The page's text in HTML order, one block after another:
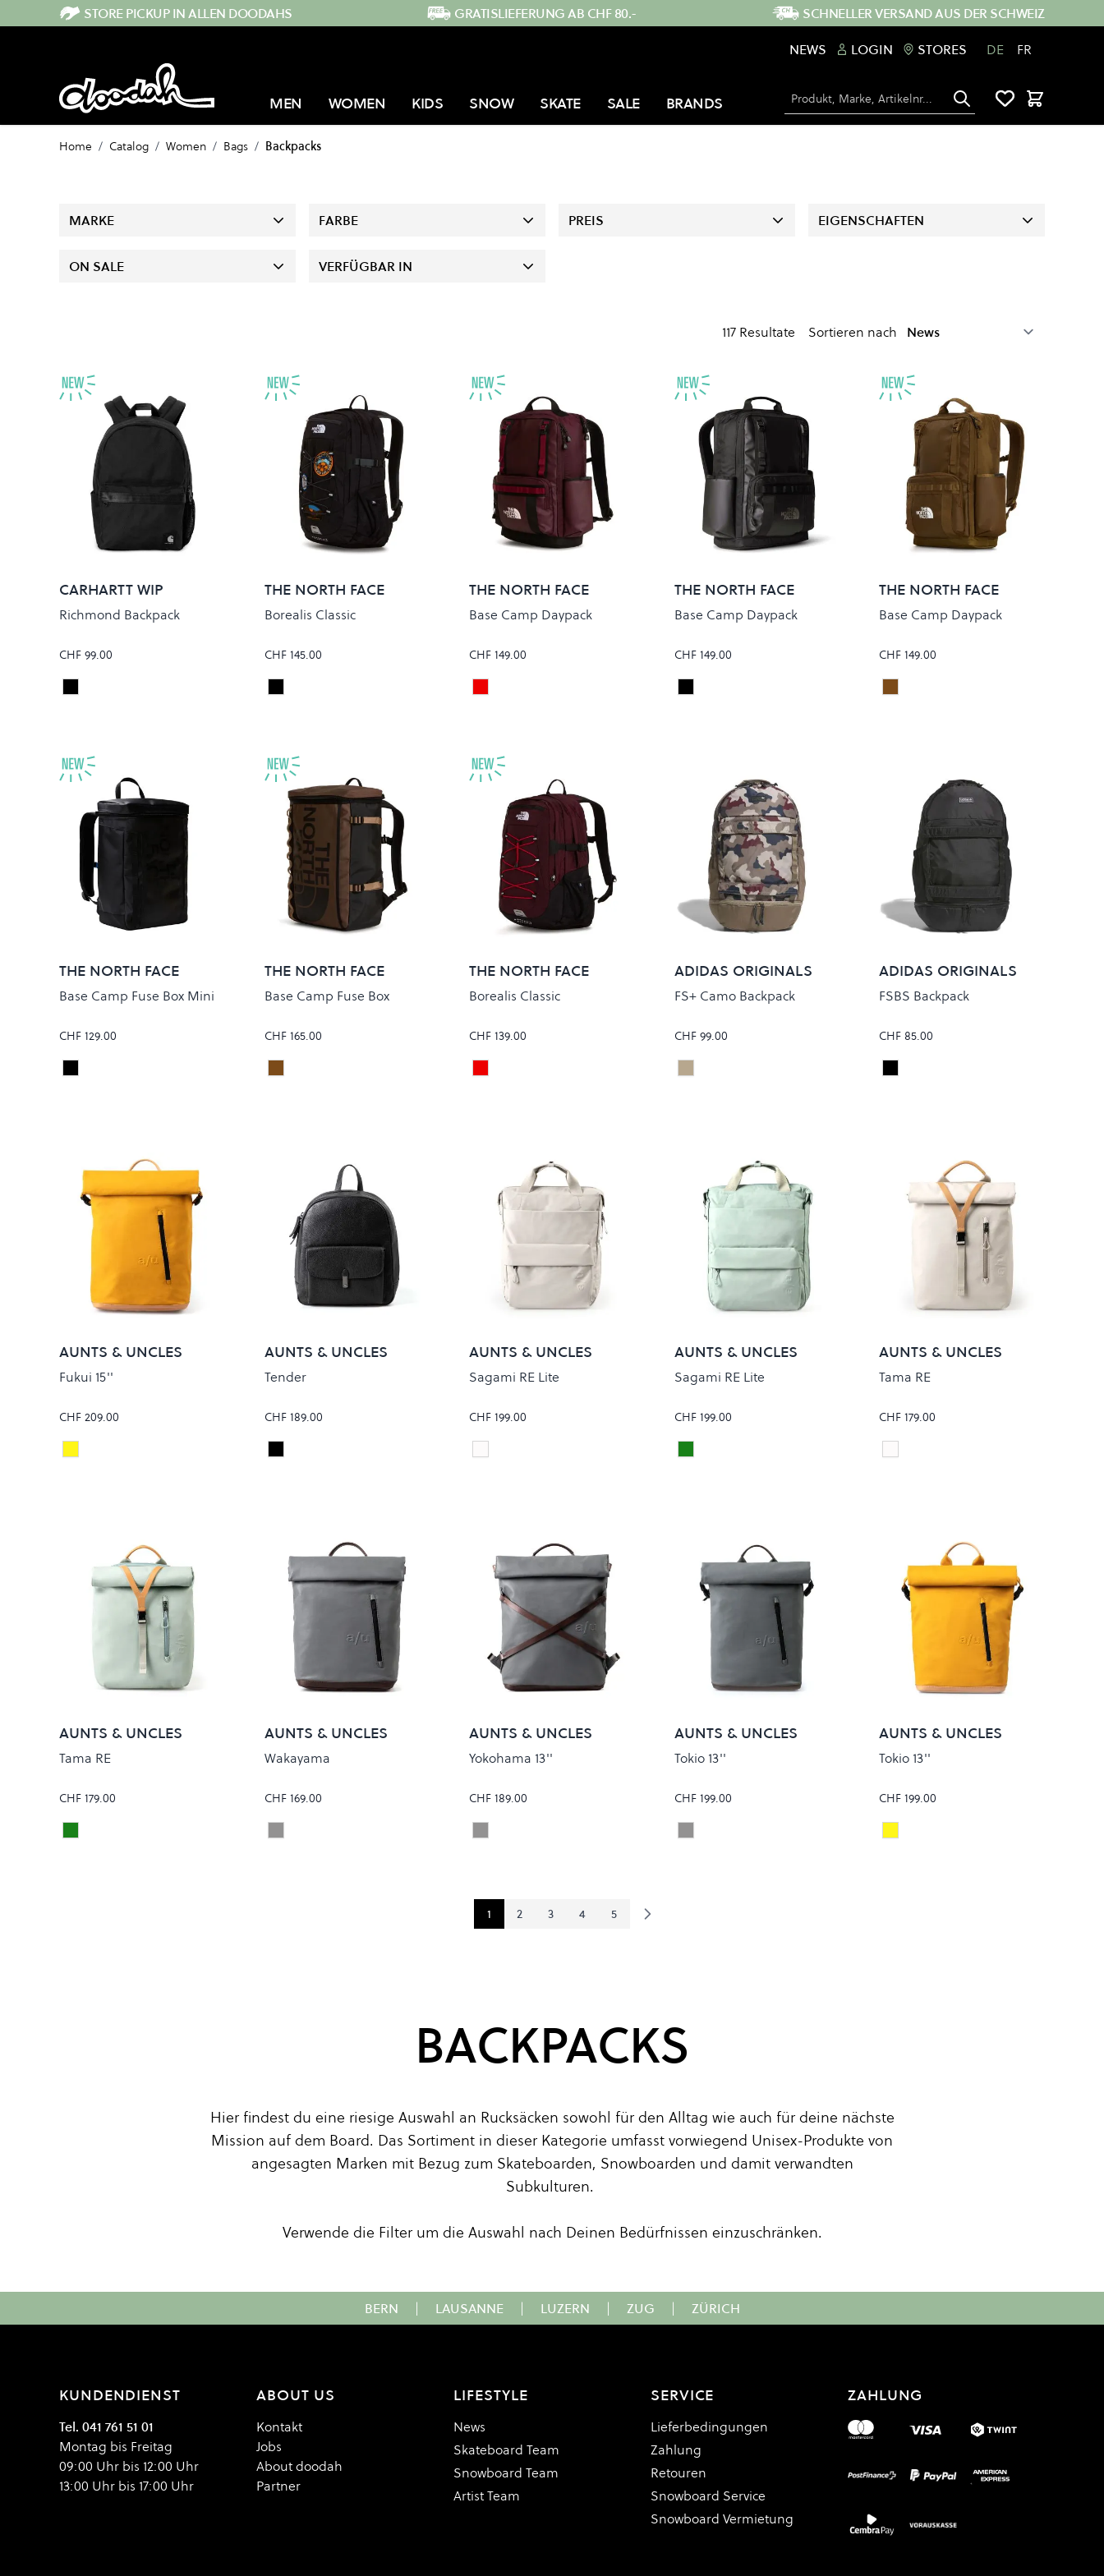
Direkt zum InhaltSTORE PICKUP IN ALLEN DOODAHS GRATISLIEFERUNG AB CHF 80.-
SCHNELLER VERSAND AUS DER SCHWEIZ
NEWS
LOGIN STORES DE FR
MEN WOMEN KIDS SNOW SKATE SALE BRANDS Suche Warenkorb
Home / Catalog / Women / Bags / Backpacks
MARKE FARBE PREIS EIGENSCHAFTEN
ON SALE VERFÜGBAR IN
117 Resultate Sortieren nach
CARHARTT WIP
Richmond Backpack
CHF 99.00
Colour
Black
THE NORTH FACE
Borealis Classic
CHF 145.00
Colour
TNF BLACK/ASPHALT GREY
THE NORTH FACE
Base Camp Daypack
CHF 149.00
Colour
DEEP BURGUNDY/TNF BLACK
THE NORTH FACE
Base Camp Daypack
CHF 149.00
Colour
TNF BLACK/ASPHALT GREY
THE NORTH FACE
Base Camp Daypack
CHF 149.00
Colour
CARAWAY SEED
THE NORTH FACE
Base Camp Fuse Box Mini
CHF 129.00
Colour
TNF Black/TNF Black
THE NORTH FACE
Base Camp Fuse Box
CHF 165.00
Colour
SMOKEY BROWN/TNF BLACK
THE NORTH FACE
Borealis Classic
CHF 139.00
Colour
DEEP BURGUNDY/TNF BLACK
ADIDAS ORIGINALS
FS+ Camo Backpack
CHF 99.00
Colour
KHATHR/KHASIX
ADIDAS ORIGINALS
FSBS Backpack
CHF 85.00
Colour
Black/Black
AUNTS & UNCLES
Fukui 15''
CHF 209.00
Colour
Amber
AUNTS & UNCLES
Tender
CHF 189.00
Colour
BLACK DRESS
AUNTS & UNCLES
Sagami RE Lite
CHF 199.00
Colour
Linen
AUNTS & UNCLES
Sagami RE Lite
CHF 199.00
Colour
Sage Green
AUNTS & UNCLES
Tama RE
CHF 179.00
Colour
Linen
AUNTS & UNCLES
Tama RE
CHF 179.00
Colour
Sage Green
AUNTS & UNCLES
Wakayama
CHF 169.00
Colour
Pewter
AUNTS & UNCLES
Yokohama 13''
CHF 189.00
Colour
Pewter
AUNTS & UNCLES
Tokio 13''
CHF 199.00
Colour
Pewter
AUNTS & UNCLES
Tokio 13''
CHF 199.00
Colour
Amber
Sie lesen gerade Seite
1 Seite
2 Seite
3 Seite
4 Seite
5
BACKPACKS
Hier findest du eine riesige Auswahl an Rucksäcken sowohl für den Alltag wie auch für deine nächste
Mission auf dem Board. Das Sortiment in dieser Kategorie umfasst vorwiegend Unisex-Produkte von
angesagten Marken mit Bezug zum Skateboarden, Snowboarden und damit verwandten
Subkulturen.
Verwende die Filter um die Auswahl nach Deinen Bedürfnissen einzuschränken.
BERN | LAUSANNE | LUZERN | ZUG | ZÜRICH
KUNDENDIENST
Tel. 041 761 51 01
Montag bis Freitag
09:00 Uhr bis 12:00 Uhr
13:00 Uhr bis 17:00 Uhr
ABOUT US
Kontakt
Jobs
About doodah
Partner
LIFESTYLE
News
Skateboard Team
Snowboard Team
Artist Team
SERVICE
Lieferbedingungen
Zahlung
Retouren
Snowboard Service
Snowboard Vermietung
ZAHLUNG